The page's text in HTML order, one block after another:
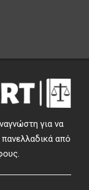
για να
από